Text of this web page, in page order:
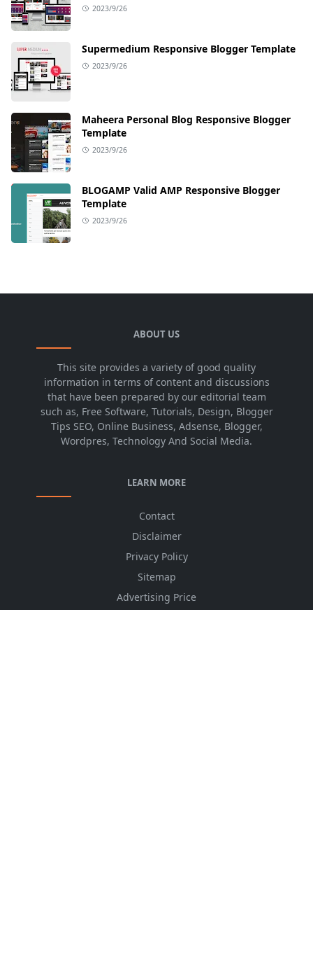
2023/9/26
Supermedium Responsive Blogger Template
2023/9/26
Maheera Personal Blog Responsive Blogger
Template
2023/9/26
BLOGAMP Valid AMP Responsive Blogger
Template
2023/9/26
ABOUT US
This site provides a variety of good quality
information in terms of content and discussions
that have been prepared by our editorial team
such as, Free Software, Tutorials, Design, Blogger
Tips SEO, Online Business, Adsense, Blogger,
Wordpres, Technology And Social Media.
LEARN MORE
Contact
Disclaimer
Privacy Policy
Sitemap
Advertising Price